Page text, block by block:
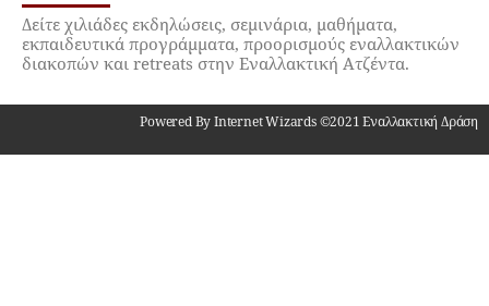
Δείτε χιλιάδες εκδηλώσεις, σεμινάρια, μαθήματα,
εκπαιδευτικά προγράμματα, προορισμούς εναλλακτικών
διακοπών και retreats στην Εναλλακτική Ατζέντα.
Powered By Internet Wizards ©2021 Εναλλακτική Δράση